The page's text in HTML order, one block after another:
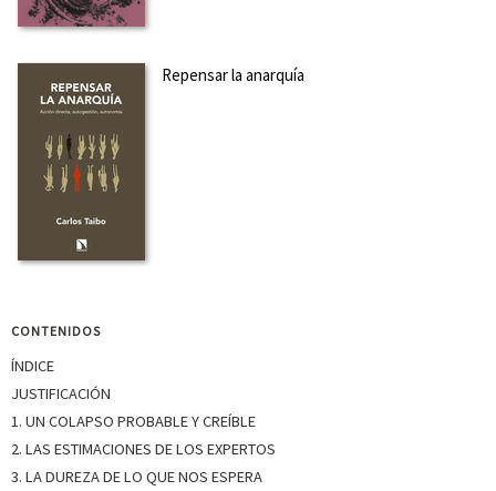
Repensar la anarquía
CONTENIDOS
ÍNDICE
JUSTIFICACIÓN
1. UN COLAPSO PROBABLE Y CREÍBLE
2. LAS ESTIMACIONES DE LOS EXPERTOS
3. LA DUREZA DE LO QUE NOS ESPERA